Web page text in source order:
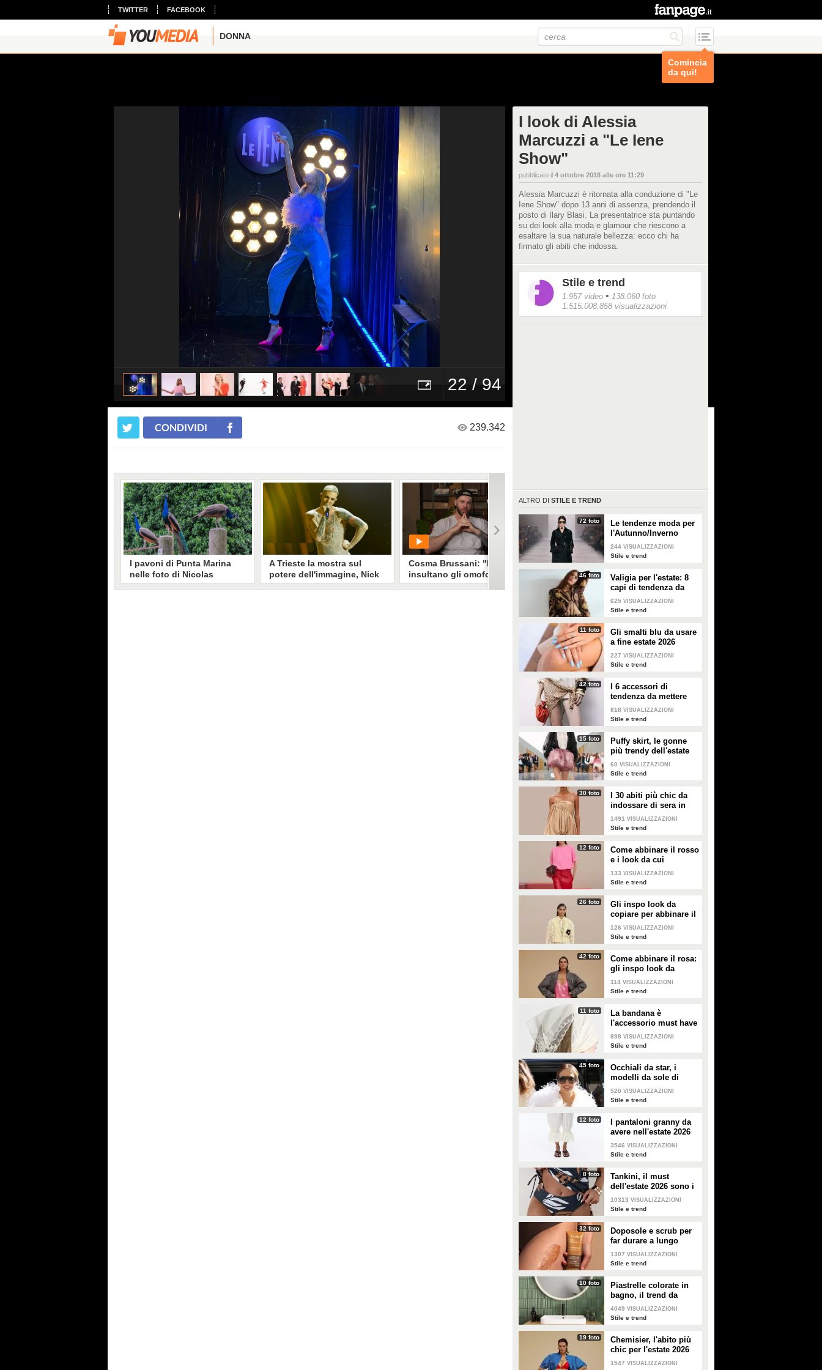
TWITTER FACEBOOK
DONNA
Comincia
da qui!
22 / 94
I look di Alessia
Marcuzzi a "Le Iene
Show"
pubblicato il 4 ottobre 2018 alle ore 11:29
Alessia Marcuzzi è ritornata alla conduzione di "Le
Iene Show" dopo 13 anni di assenza, prendendo il
posto di Ilary Blasi. La presentatrice sta puntando
su dei look alla moda e glamour che riescono a
esaltare la sua naturale bellezza: ecco chi ha
firmato gli abiti che indossa.
Stile e trend
1.957 video • 138.060 foto
1.515.008.858 visualizzazioni
ALTRO DI STILE E TREND
72 foto
Le tendenze moda per
l'Autunno/Inverno
2026-2027
244 VISUALIZZAZIONI
Stile e trend
46 foto
Valigia per l'estate: 8
capi di tendenza da
portare in vacanza
625 VISUALIZZAZIONI
Stile e trend
11 foto
Gli smalti blu da usare
a fine estate 2026
227 VISUALIZZAZIONI
Stile e trend
42 foto
I 6 accessori di
tendenza da mettere
nella valigia dell'estate
2026
818 VISUALIZZAZIONI
Stile e trend
15 foto
Puffy skirt, le gonne
più trendy dell'estate
2026 sono quelle a
palloncino
60 VISUALIZZAZIONI
Stile e trend
30 foto
I 30 abiti più chic da
indossare di sera in
estate
1491 VISUALIZZAZIONI
Stile e trend
12 foto
Come abbinare il rosso
e i look da cui
prendere ispirazione
133 VISUALIZZAZIONI
Stile e trend
26 foto
Gli inspo look da
copiare per abbinare il
giallo
126 VISUALIZZAZIONI
Stile e trend
42 foto
Come abbinare il rosa:
gli inspo look da
copiare
114 VISUALIZZAZIONI
Stile e trend
11 foto
La bandana è
l'accessorio must have
dell'estate 2026: i
modelli di tendenza
898 VISUALIZZAZIONI
Stile e trend
45 foto
Occhiali da star, i
modelli da sole di
tendenza per l'estate
2026
520 VISUALIZZAZIONI
Stile e trend
12 foto
I pantaloni granny da
avere nell'estate 2026
3546 VISUALIZZAZIONI
Stile e trend
8 foto
Tankini, il must
dell'estate 2026 sono i
costumi con la canotta
10313 VISUALIZZAZIONI
Stile e trend
32 foto
Doposole e scrub per
far durare a lungo
l'abbronzatura in estate
1307 VISUALIZZAZIONI
Stile e trend
10 foto
Piastrelle colorate in
bagno, il trend da
seguire in casa
4049 VISUALIZZAZIONI
Stile e trend
19 foto
Chemisier, l'abito più
chic per l'estate 2026
1547 VISUALIZZAZIONI
CONDIVIDI 239.342
I pavoni di Punta Marina
nelle foto di Nicolas
Brunetti: "La convivenza è
A Trieste la mostra sul
potere dell'immagine, Nick
Cerioni: "Un look funziona
Cosma Brussani: "Mi
insultano gli omofobi e gli
insicuri, all’inizio
Elodie e Franceska tra
topless e bikini, il primo
servizio fotografico insieme
celebra la sensualità
Elodie e Franceska Nuredini
hanno posato per la prima volta
insieme in un servizio fotografico
"ufficiale". Tra micro bikini,
collant velati e topless, hanno
lasciato emergere tutta l'innata
sensualità.
di Chiara Ferragni: estate
Hernandez. Si sta godendo la